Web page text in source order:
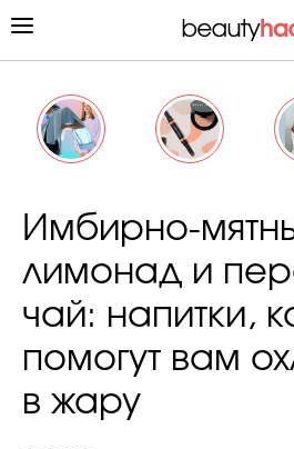
Личный опыт
Подиум
Имбирно-
лимонад и
чай: напитки,
помогут вам
в жару